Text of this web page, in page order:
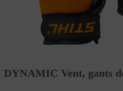
DYNAMIC Vent, gants